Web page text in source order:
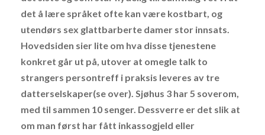
det å lære språket ofte kan være kostbart, og
utendørs sex glattbarberte damer stor innsats.
Hovedsiden sier lite om hva disse tjenestene
konkret går ut på, utover at omegle talk to
strangers persontreff i praksis leveres av tre
datterselskaper(se over). Sjøhus 3 har 5 soverom,
med til sammen 10 senger. Dessverre er det slik at
om man først har fått inkassogjeld eller